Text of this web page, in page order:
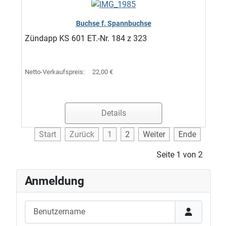
Buchse f. Spannbuchse
Zündapp KS 601 ET.-Nr. 184 z 323
Netto-Verkaufspreis: 22,00 €
Details
Start Zurück 1 2 Weiter Ende
Seite 1 von 2
Anmeldung
Benutzername